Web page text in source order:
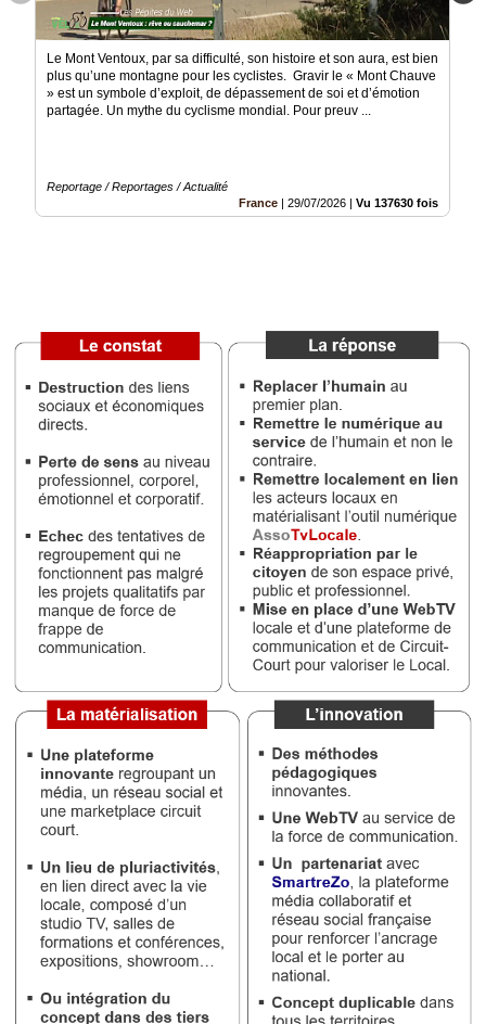
Médias
annuaire
Le Mont Ventoux, par sa difficulté, son histoire et son aura, est bien
plus qu’une montagne pour les cyclistes. Gravir le « Mont Chauve
» est un symbole d’exploit, de dépassement de soi et d’émotion
partagée. Un mythe du cyclisme mondial. Pour preuv ...
Reportage / Reportages / Actualité
France
29/07/2026 Vu 137630 fois